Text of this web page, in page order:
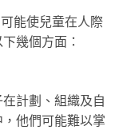
能使兒童在人際
幾個方面：
計劃、組織及自
他們可能難以掌